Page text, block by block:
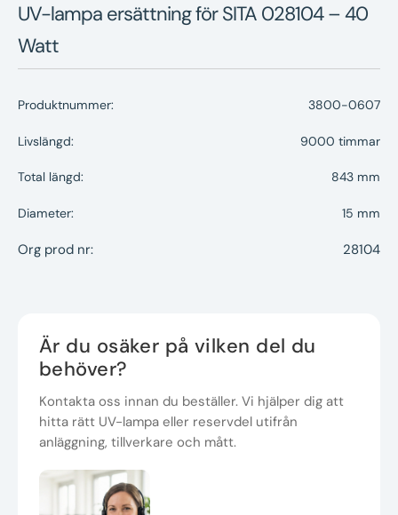
UV-lampa ersättning för SITA 028104 – 40
Watt
Produktnummer: 3800-0607
Livslängd: 9000 timmar
Total längd: 843 mm
Diameter: 15 mm
Org prod nr: 28104
Är du osäker på vilken del du
behöver?
Kontakta oss innan du beställer. Vi hjälper dig att
hitta rätt UV-lampa eller reservdel utifrån
anläggning, tillverkare och mått.